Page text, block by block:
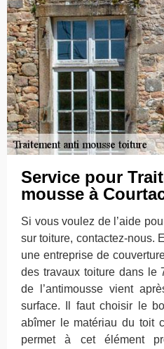
Service pour
mousse à
Si vous voulez de l’aide
sur toiture, contactez-nous.
une entreprise de
des travaux toiture dans le
de l’antimousse vient
surface. Il faut choisir le
abîmer le matériau du toit
permet à cet élément